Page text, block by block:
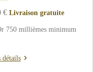
€ Livraison gratuite
750 millièmes minimum
détails